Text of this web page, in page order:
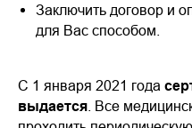
Заключить договор и
для Вас способом.
С 1 января 2021 года
выдается . Все